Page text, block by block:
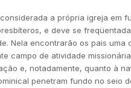
a própria igreja em
e deve se
Nela encontrarão os pais
campo de atividade
e, notadamente, quanto à
penetram fundo no seio